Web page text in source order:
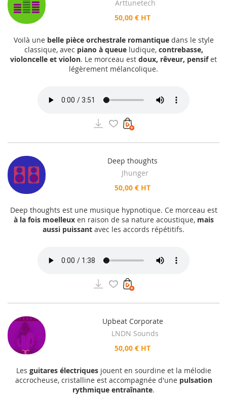
Arttunetech
50,00 € HT
Voilà une belle pièce orchestrale romantiquedans le style
classique, avec piano à queueludique, contrebasse,
violoncelle et violon. Le morceau est doux, rêveur, pensifet
légèrement mélancolique.
Deep thoughts
Jhunger
50,00 € HT
Deep thoughts est une musique hypnotique. Ce morceau est
à la fois moelleuxen raison de sa nature acoustique,mais
aussi puissant avec les accords répétitifs.
Upbeat Corporate
LNDN Sounds
50,00 € HT
Les guitares électriquesjouent en sourdine et la mélodie
accrocheuse, cristalline est accompagnée d'une pulsation
rythmique entraînante.